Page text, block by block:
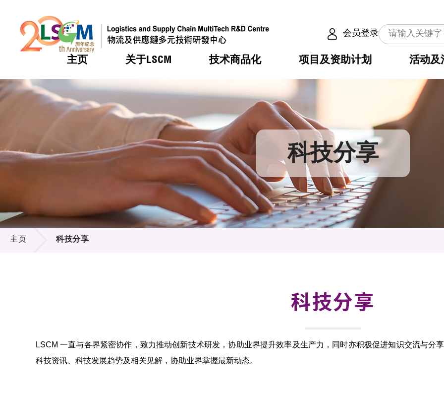
会员登录
主页 关于LSCM
热门
愿景及使命
组织架构
组织架构
董事局
研究顾问
招标通告
技术商品化
热门
可获授权之技术
应用于公共服务之创新技术
重点项目
项目及资助计划
热门
资助计划
资助计划
税务优惠
评审
征求研发项目计划书
活动及
热门
LSCM 动向
新闻中心
媒体报导
新闻稿
资讯中心
热门
会员列表
会员登入 科技分享
科技分享
主页 科技分享
科技分享
LSCM 一直与各界紧密协作，致力推动创新技术研发，协助业界提升效率及生产力，同时亦积极促进知识交流与分
科技资讯、科技发展趋势及相关见解，协助业界掌握最新动态。